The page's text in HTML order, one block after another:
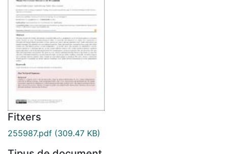
Fitxers
255987.pdf (309.47 KB)